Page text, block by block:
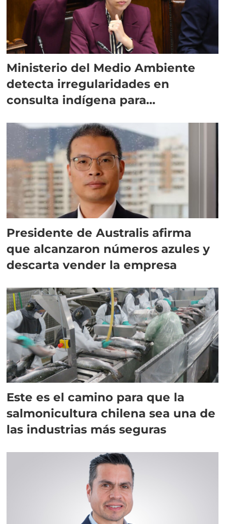
Ministerio del Medio Ambiente
detecta irregularidades en
consulta indígena para
Presidente de Australis afirma
que alcanzaron números azules y
descarta vender la empresa
Este es el camino para que la
salmonicultura chilena sea una de
las industrias más seguras